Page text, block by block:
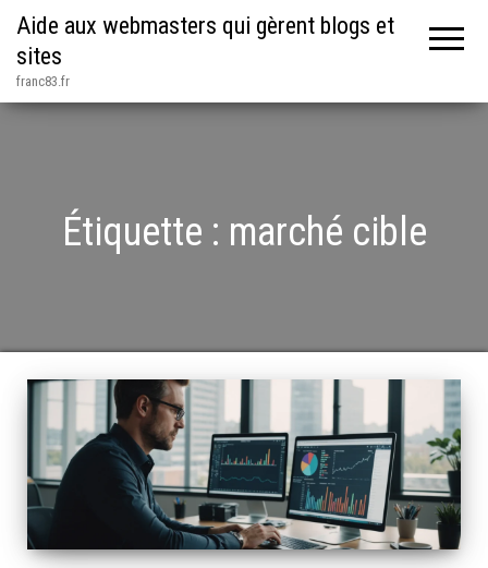
Aide aux webmasters qui gèrent blogs et
sites
franc83.fr
Étiquette : marché cible